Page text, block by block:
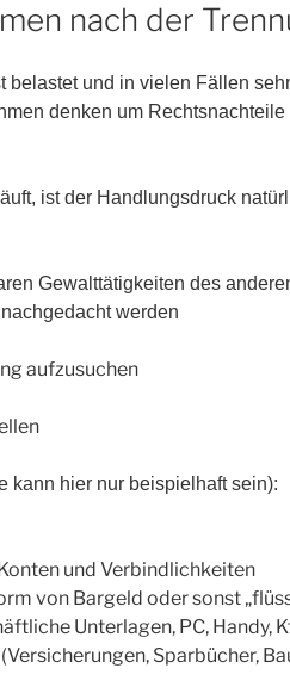
nach der
belastet und in vielen Fällen
denken um
ist der Handlungsdruck
Gewalttätigkeiten des
werden
aufzusuchen
kann hier nur beispielhaft sein):
und Verbindlichkeiten
von Bargeld oder sonst
Unterlagen, PC, Handy,
Sparbücher,